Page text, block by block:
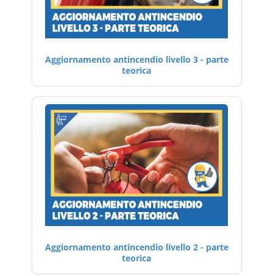
Aggiornamento antincendio livello 3 - parte
teorica
Aggiornamento antincendio livello 2 - parte
teorica